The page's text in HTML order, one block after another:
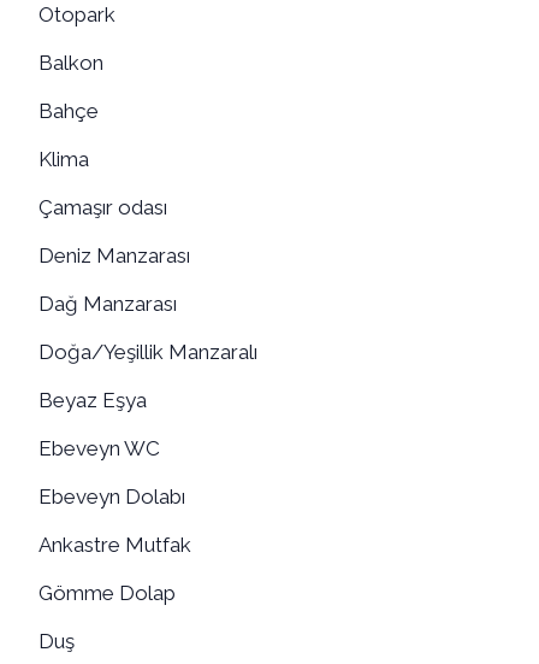
Otopark
Balkon
Bahçe
Klima
Çamaşır odası
Deniz Manzarası
Dağ Manzarası
Doğa/Yeşillik Manzaralı
Beyaz Eşya
Ebeveyn WC
Ebeveyn Dolabı
Ankastre Mutfak
Gömme Dolap
Duş